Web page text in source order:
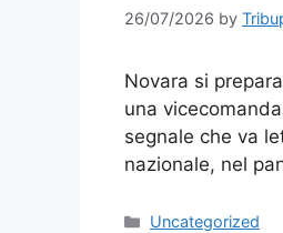
26/07/2026 by
Novara si
una
segnale che va
nazionale, nel
Categories
Uncategorized